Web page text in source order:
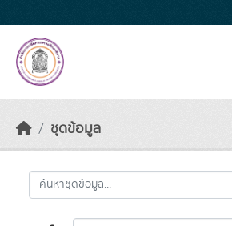
ชุดข้อมูล